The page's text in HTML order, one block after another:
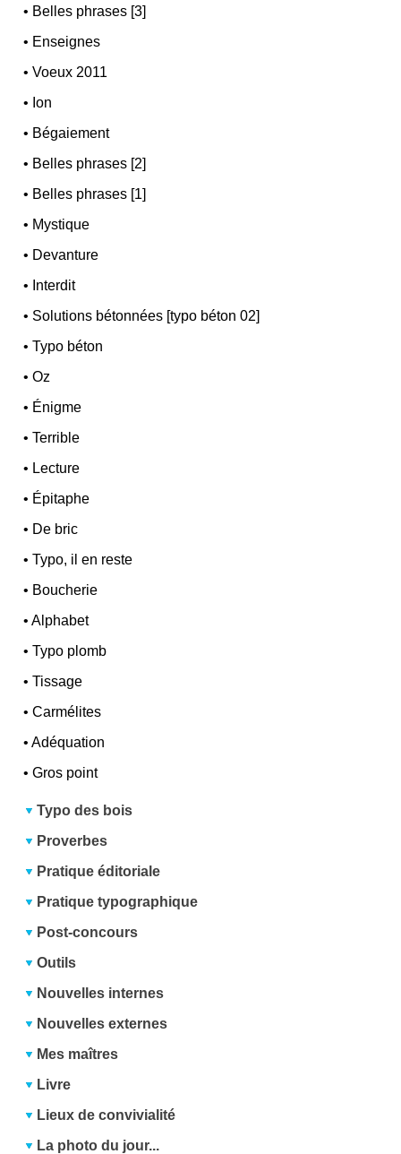
• Belles phrases [3]
• Enseignes
•Voeux 2011
• Ion
• Bégaiement
• Belles phrases [2]
• Belles phrases [1]
• Mystique
• Devanture
• Interdit
• Solutions bétonnées [typo béton 02]
•Typo béton
•Oz
• Énigme
•Terrible
• Lecture
• Épitaphe
• De bric
•Typo, il en reste
• Boucherie
•Alphabet
•Typo plomb
•Tissage
•Carmélites
•Adéquation
•Gros point
Typo des bois
Proverbes
Pratique éditoriale
Pratique typographique
Post-concours
Outils
Nouvelles internes
Nouvelles externes
Mes maîtres
Livre
Lieux de convivialité
La photo du jour...